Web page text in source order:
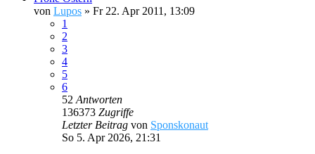
von Lupos » Fr 22. Apr 2011, 13:09
1
2
3
4
5
6
52 Antworten
136373 Zugriffe
Letzter Beitrag von Sponskonaut
So 5. Apr 2026, 21:31